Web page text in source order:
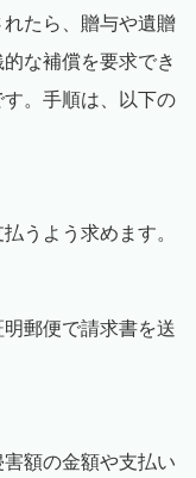
たら、贈与や遺贈
な補償を要求でき
。手順は、以下の
うよう求めます。
郵便で請求書を送
額の金額や支払い